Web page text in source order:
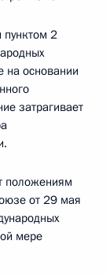
пунктом 2
на основании
затрагивает
положениям
от 29 мая
мере